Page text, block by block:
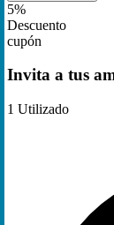
5%
Descuento
cupón
Invita a tus
1 Utilizado